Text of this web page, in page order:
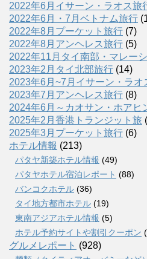
2022年6月イサーン・ラオス旅
2022年6月・7月ベトナム旅行
2022年8月プーケット旅行 (7)
2022年8月アンヘレス旅行 (5)
2022年11月タイ南部・マレー
2023年2月タイ北部旅行 (14)
2023年6月~7月イサーン・ラオ
2023年7月アンヘレス旅行 (8)
2024年6月～カオサン・ホアヒ
2025年2月香港トランジット旅
2025年3月プーケット旅行 (6)
ホテル情報 (213)
パタヤ新築ホテル情報 (49)
パタヤホテル宿泊レポート (88)
バンコクホテル (36)
タイ地方都市ホテル (19)
東南アジアホテル情報 (5)
ホテル予約サイトや割引クーポン
グルメレポート (928)